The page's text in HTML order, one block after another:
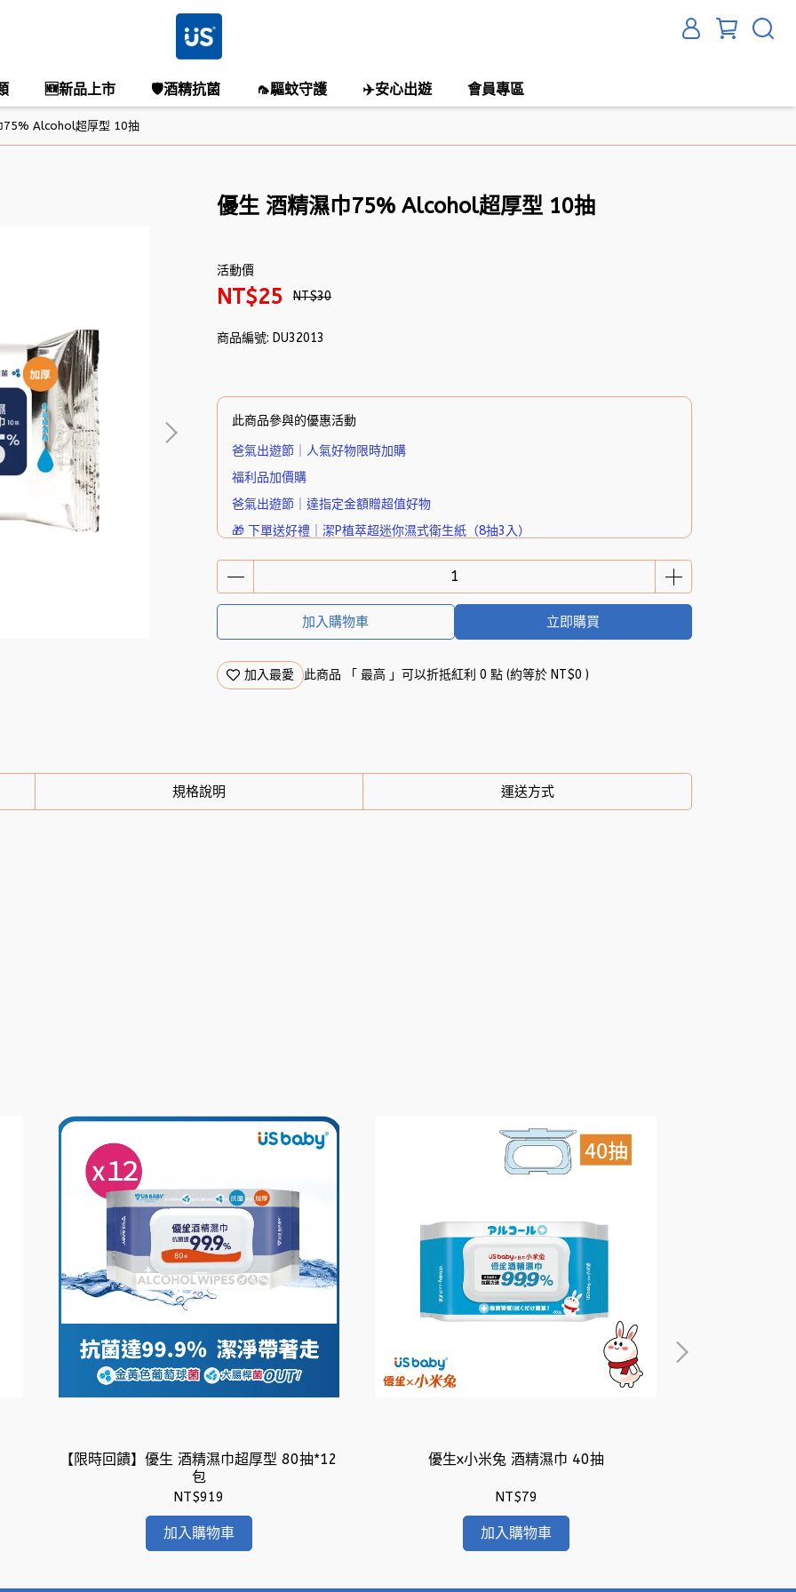
🆕新品上市 🛡️酒精抗菌 🦟驅蚊守護 ✈️安心出遊 會員專區
75% Alcohol超厚型 10抽
優生 酒精濕巾75% Alcohol超厚型 10抽
活動價
NT$25 NT$30
商品編號: DU32013
此商品參與的優惠活動
爸氣出遊節｜人氣好物限時加購
福利品加價購
爸氣出遊節｜達指定金額贈超值好物
🎁 下單送好禮｜潔P植萃超迷你濕式衛生紙（8抽3入）
加入購物車 立即購買
加入最愛 此商品 「 最高 」可以折抵紅利 0 點 (約等於 NT$0 )
規格說明 運送方式
【限時回饋】優生 酒精濕巾超厚型 80抽*12
包
NT$919
加入購物車
優生x小米兔 酒精濕巾 40抽
NT$79
加入購物車